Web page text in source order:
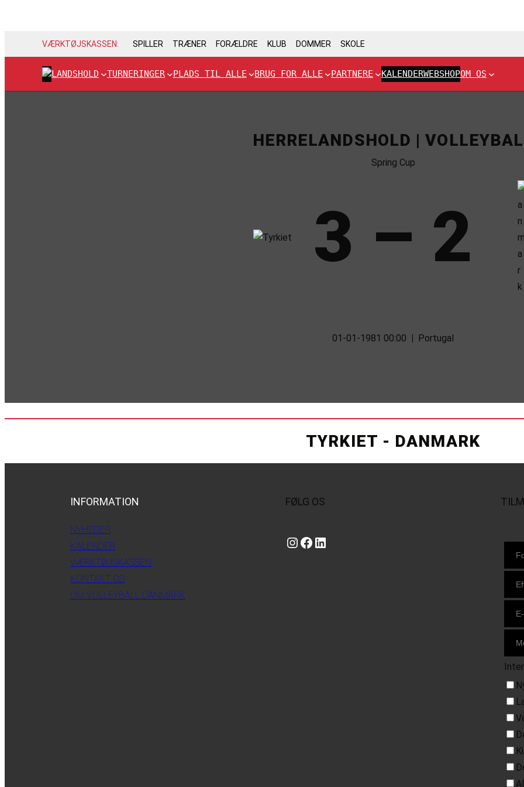
VÆRKTØJSKASSEN: SPILLER TRÆNER FORÆLDRE KLUB DOMMER SKOLE
LANDSHOLD TURNERINGER PLADS TIL ALLE BRUG FOR ALLE PARTNERE KALENDERWEBSHOPOM OS
HERRELANDSHOLD |
Spring Cup
3 – 2
01-01-1981 00:00 Portugal
TYRKIET - DANMARK
INFORMATION
NYHEDER
KALENDER
VÆRKTØJSKASSEN
KONTAKT OS
OM VOLLEYBALL DANMARK
FØLG OS
Instagram https://www.facebook.com/danishbeachvolleytour LinkedIn